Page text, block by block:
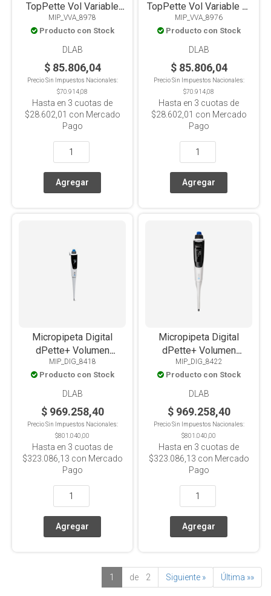
TopPette Vol Variable
20-200ul
MIP_VVA_8978
Producto con Stock
DLAB
$ 85.806,04
Precio Sin Impuestos Nacionales:
$70.914,08
Hasta en 3 cuotas de
$28.602,01 con Mercado
Pago
TopPette Vol Variable 5-
50ul
MIP_VVA_8976
Producto con Stock
DLAB
$ 85.806,04
Precio Sin Impuestos Nacionales:
$70.914,08
Hasta en 3 cuotas de
$28.602,01 con Mercado
Pago
Micropipeta Digital
dPette+ Volumen
Variable 0.5-10Ul
MIP_DIG_8418
Producto con Stock
DLAB
$ 969.258,40
Precio Sin Impuestos Nacionales:
$801.040,00
Hasta en 3 cuotas de
$323.086,13 con Mercado
Pago
Micropipeta Digital
dPette+ Volumen
Variable 30-300Ul
MIP_DIG_8422
Producto con Stock
DLAB
$ 969.258,40
Precio Sin Impuestos Nacionales:
$801.040,00
Hasta en 3 cuotas de
$323.086,13 con Mercado
Pago
1 de 2 Siguiente » Última »»